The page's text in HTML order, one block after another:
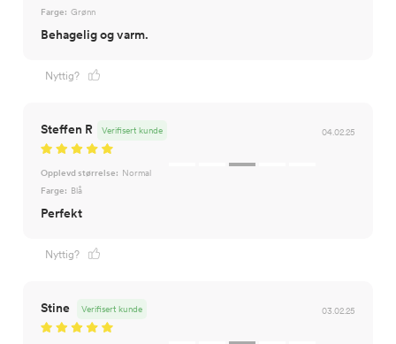
Farge: Grønn
Behagelig og varm.
Nyttig?
Steffen R 04.02.25
Verifisert kunde
Opplevd størrelse: Normal
Farge: Blå
Perfekt
Nyttig?
Stine 03.02.25
Verifisert kunde